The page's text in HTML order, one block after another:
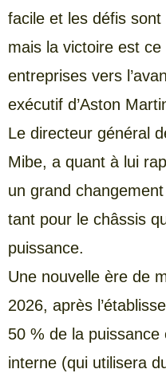
facile et les défis
mais la victoire est
entreprises vers
exécutif d’Aston
Le directeur général
Mibe, a quant à lui
un grand
tant pour le châssis
puissance.
Une nouvelle ère de
2026, après
50 % de la
interne (qui utilisera